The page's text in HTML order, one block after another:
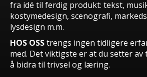
fra idé til ferdig produkt: tekst,
kostymedesign, scenografi,
lysdesign m.m.
HOS OSStrengs ingen tidligere
med. Det viktigste er at du setter
å bidra til trivsel og læring.